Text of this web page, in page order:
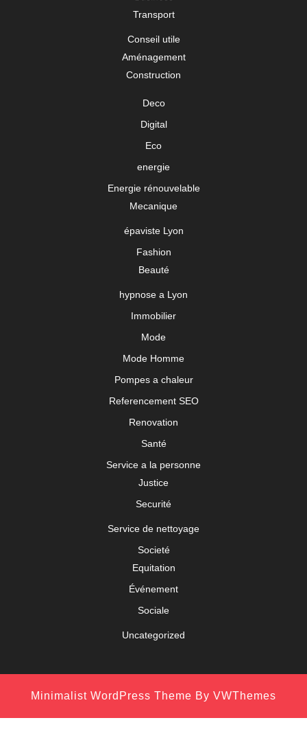
Transport
Conseil utile
Aménagement
Construction
Deco
Digital
Eco
energie
Energie rénouvelable
Mecanique
épaviste Lyon
Fashion
Beauté
hypnose a Lyon
Immobilier
Mode
Mode Homme
Pompes a chaleur
Referencement SEO
Renovation
Santé
Service a la personne
Justice
Securité
Service de nettoyage
Societé
Equitation
Événement
Sociale
Uncategorized
Minimalist WordPress Theme By VWThemes